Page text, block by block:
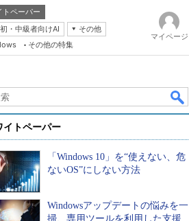
トペーパー
初・中級者向けAI
その他
その他の特集
マイページ
イトペーパー
「Windows 10」を“使えない、危
ないOS”にしない方法
Windowsアップデートの悩みを一
掃、専用ツールを利用した支援